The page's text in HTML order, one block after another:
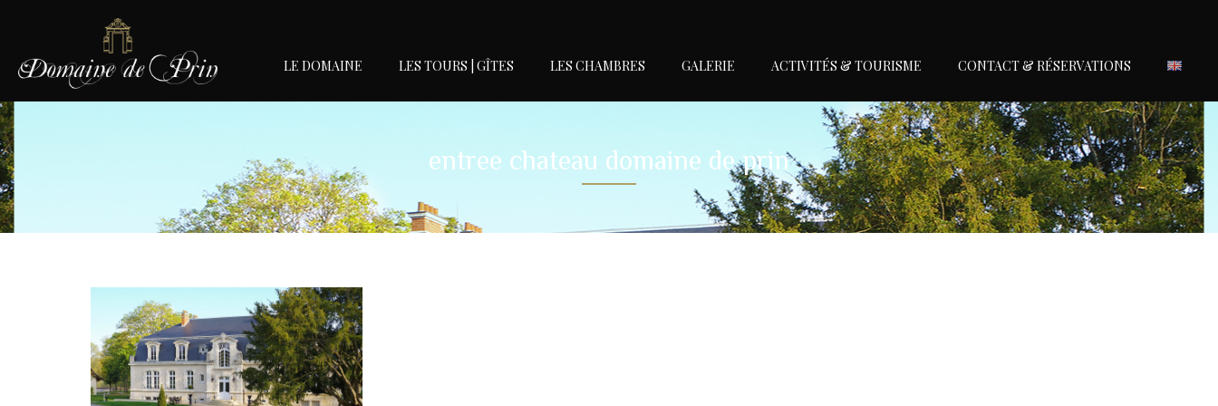
LE DOMAINE LES TOURS | GÎTES LES CHAMBRES GALERIE ACTIVITÉS & TOURISME CONTACT & RÉSERVATIONS
entree chateau domaine de prin